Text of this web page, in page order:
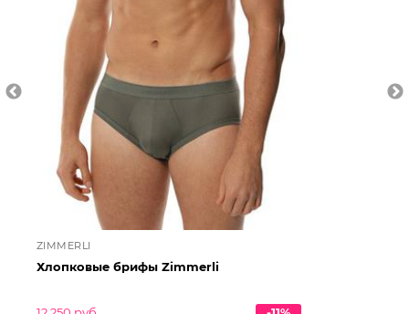
ZIMMERLI
Хлопковые брифы Zimmerli